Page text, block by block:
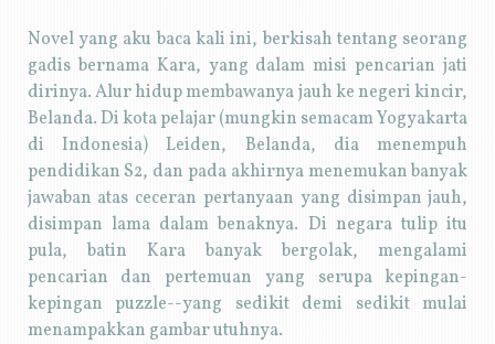
Novel yang aku baca kali ini, berkisah tentang seorang
gadis bernama Kara, yang dalam misi pencarian jati
dirinya. Alur hidup membawanya jauh ke negeri kincir,
Belanda. Di kota pelajar (mungkin semacam Yogyakarta
di Indonesia) Leiden, Belanda, dia menempuh
pendidikan S2, dan pada akhirnya menemukan banyak
jawaban atas ceceran pertanyaan yang disimpan jauh,
disimpan lama dalam benaknya. Di negara tulip itu
pula, batin Kara banyak bergolak, mengalami
pencarian dan pertemuan yang serupa kepingan-
kepingan puzzle--yang sedikit demi sedikit mulai
menampakkan gambar utuhnya.